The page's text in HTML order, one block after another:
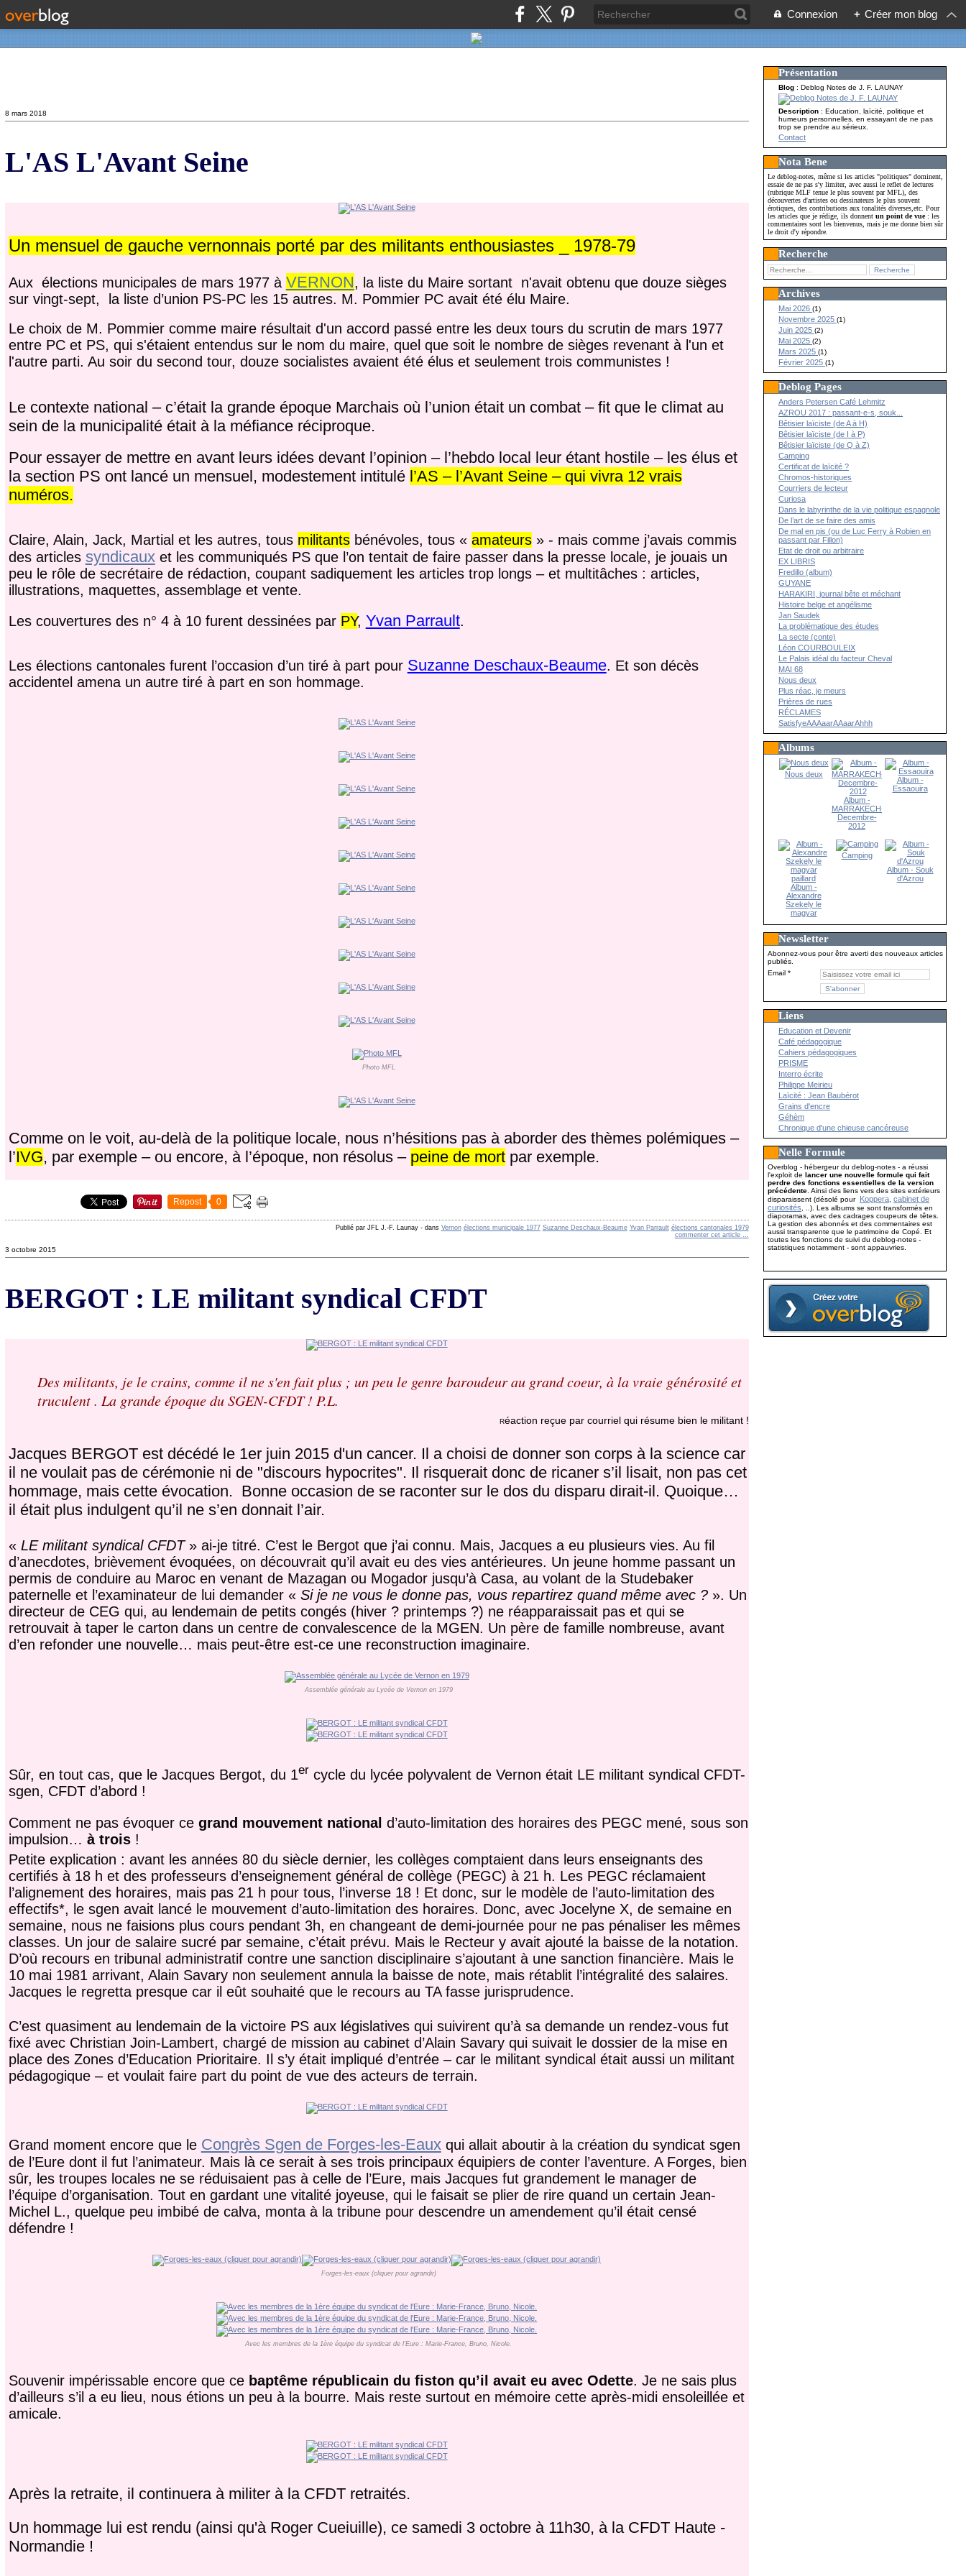
Connexion + Créer mon blog
8 mars 2018
L'AS L'Avant Seine
Un mensuel de gauche vernonnais porté par des militants enthousiastes _ 1978-79
Aux élections municipales de mars 1977 à VERNON, la liste du Maire sortant n'avait obtenu que douze sièges
sur vingt-sept, la liste d’union PS-PC les 15 autres. M. Pommier PC avait été élu Maire.
Le choix de M. Pommier comme maire résultait d'un accord passé entre les deux tours du scrutin de mars 1977
entre PC et PS, qui s'étaient entendus sur le nom du maire, quel que soit le nombre de sièges revenant à l'un et
l'autre parti. Au soir du second tour, douze socialistes avaient été élus et seulement trois communistes !
Le contexte national – c’était la grande époque Marchais où l’union était un combat – fit que le climat au
sein de la municipalité était à la méfiance réciproque.
Pour essayer de mettre en avant leurs idées devant l’opinion – l’hebdo local leur étant hostile – les élus et
la section PS ont lancé un mensuel, modestement intitulé l’AS – l’Avant Seine – qui vivra 12 vrais
numéros.
Claire, Alain, Jack, Martial et les autres, tous militantsbénévoles, tous « amateurs» - mais comme j’avais commis
des articles syndicauxet les communiqués PS que l’on tentait de faire passer dans la presse locale, je jouais un
peu le rôle de secrétaire de rédaction, coupant sadiquement les articles trop longs – et multitâches : articles,
illustrations, maquettes, assemblage et vente.
Les couvertures des n° 4 à 10 furent dessinées par PY, Yvan Parrault.
Les élections cantonales furent l’occasion d’un tiré à part pour Suzanne Deschaux-Beaume. Et son décès
accidentel amena un autre tiré à part en son hommage.
Photo MFL
Comme on le voit, au-delà de la politique locale, nous n’hésitions pas à aborder des thèmes polémiques –
l’IVG, par exemple – ou encore, à l’époque, non résolus – peine de mortpar exemple.
Repost 0
Publié par JFL J.-F. Launay -dans Vernon élections municipale 1977 Suzanne Deschaux-Beaume Yvan Parrault élections cantonales 1979
commenter cet article
3 octobre 2015
BERGOT : LE militant syndical CFDT
Des militants, je le crains, comme il ne s'en fait plus ; un peu le genre baroudeur au grand coeur, à la vraie générosité et
truculent . La grande époque du SGEN-CFDT ! P.L.
Réaction reçue par courriel qui résume bien le militant !
Jacques BERGOT est décédé le 1er juin 2015 d'un cancer. Il a choisi de donner son corps à la science car
il ne voulait pas de cérémonie ni de "discours hypocrites". Il risquerait donc de ricaner s’il lisait, non pas cet
hommage, mais cette évocation. Bonne occasion de se raconter sur le dos du disparu dirait-il. Quoique…
il était plus indulgent qu’il ne s’en donnait l’air.
« LE militant syndical CFDT» ai-je titré. C’est le Bergot que j’ai connu. Mais, Jacques a eu plusieurs vies. Au fil
d’anecdotes, brièvement évoquées, on découvrait qu’il avait eu des vies antérieures. Un jeune homme passant un
permis de conduire au Maroc en venant de Mazagan ou Mogador jusqu’à Casa, au volant de la Studebaker
paternelle et l’examinateur de lui demander « Si je ne vous le donne pas, vous repartirez quand même avec ?». Un
directeur de CEG qui, au lendemain de petits congés (hiver ? printemps ?) ne réapparaissait pas et qui se
retrouvait à taper le carton dans un centre de convalescence de la MGEN. Un père de famille nombreuse, avant
d’en refonder une nouvelle… mais peut-être est-ce une reconstruction imaginaire.
Assemblée générale au Lycée de Vernon en 1979
Sûr, en tout cas, que le Jacques Bergot, du 1er cycle du lycée polyvalent de Vernon était LE militant syndical CFDT-
sgen, CFDT d’abord !
Comment ne pas évoquer ce grand mouvement national d’auto-limitation des horaires des PEGC mené, sous son
impulsion… à trois!
Petite explication : avant les années 80 du siècle dernier, les collèges comptaient dans leurs enseignants des
certifiés à 18 h et des professeurs d’enseignement général de collège (PEGC) à 21 h. Les PEGC réclamaient
l’alignement des horaires, mais pas 21 h pour tous, l’inverse 18 ! Et donc, sur le modèle de l’auto-limitation des
effectifs*, le sgen avait lancé le mouvement d’auto-limitation des horaires. Donc, avec Jocelyne X, de semaine en
semaine, nous ne faisions plus cours pendant 3h, en changeant de demi-journée pour ne pas pénaliser les mêmes
classes. Un jour de salaire sucré par semaine, c’était prévu. Mais le Recteur y avait ajouté la baisse de la notation.
D’où recours en tribunal administratif contre une sanction disciplinaire s’ajoutant à une sanction financière. Mais le
10 mai 1981 arrivant, Alain Savary non seulement annula la baisse de note, mais rétablit l’intégralité des salaires.
Jacques le regretta presque car il eût souhaité que le recours au TA fasse jurisprudence.
C’est quasiment au lendemain de la victoire PS aux législatives qui suivirent qu’à sa demande un rendez-vous fut
fixé avec Christian Join-Lambert, chargé de mission au cabinet d’Alain Savary qui suivait le dossier de la mise en
place des Zones d’Education Prioritaire. Il s’y était impliqué d’entrée – car le militant syndical était aussi un militant
pédagogique – et voulait faire part du point de vue des acteurs de terrain.
Grand moment encore que le Congrès Sgen de Forges-les-Eauxqui allait aboutir à la création du syndicat sgen
de l’Eure dont il fut l’animateur. Mais là ce serait à ses trois principaux équipiers de conter l’aventure. A Forges, bien
sûr, les troupes locales ne se réduisaient pas à celle de l’Eure, mais Jacques fut grandement le manager de
l’équipe d’organisation. Tout en gardant une vitalité joyeuse, qui le faisait se plier de rire quand un certain Jean-
Michel L., quelque peu imbibé de calva, monta à la tribune pour descendre un amendement qu’il était censé
défendre !
Forges-les-eaux (cliquer pour agrandir)
Avec les membres de la 1ère équipe du syndicat de l'Eure : Marie-France, Bruno, Nicole.
Souvenir impérissable encore que ce baptême républicain du fiston qu’il avait eu avec Odette. Je ne sais plus
d’ailleurs s’il a eu lieu, nous étions un peu à la bourre. Mais reste surtout en mémoire cette après-midi ensoleillée et
amicale.
Après la retraite, il continuera à militer à la CFDT retraités.
Un hommage lui est rendu (ainsi qu'à Roger Cueiuille), ce samedi 3 octobre à 11h30, à la CFDT Haute -
Normandie !
Présentation
Blog : Deblog Notes de J. F. LAUNAY
Description: Education, laïcité, politique et
humeurs personnelles, en essayant de ne pas
trop se prendre au sérieux.
Contact
Nota Bene
Le deblog-notes, même si les articles "politiques" dominent,
essaie de ne pas s'y limiter, avec aussi le reflet de lectures
(rubrique MLF tenue le plus souvent par MFL), des
découvertes d'artistes ou dessinateurs le plus souvent
érotiques, des contributions aux tonalités diverses,etc. Pour
les articles que je rédige, ils donnentun point de vue: les
commentaires sont les bienvenus, mais je me donne bien sûr
le droit d'y répondre.
Recherche
Archives
Mai 2026(1)
Novembre 2025(1)
Juin 2025(2)
Mai 2025(2)
Mars 2025(1)
Février 2025(1)
Deblog Pages
Anders Petersen Café Lehmitz
AZROU 2017 : passant-e-s, souk...
Bêtisier laïciste (de A à H)
Bêtisier laïciste (de I à P)
Bêtisier laïciste (de Q à Z)
Camping
Certificat de laïcité ?
Chromos-historiques
Courriers de lecteur
Curiosa
Dans le labyrinthe de la vie politique espagnole
De l’art de se faire des amis
De mal en pis (ou de Luc Ferry à Robien en
passant par Fillon)
Etat de droit ou arbitraire
EX LIBRIS
Fredillo (album)
GUYANE
HARAKIRI, journal bête et méchant
Histoire belge et angélisme
Jan Saudek
La problématique des études
La secte (conte)
Léon COURBOULEIX
Le Palais idéal du facteur Cheval
MAI 68
Nous deux
Plus réac, je meurs
Prières de rues
RÉCLAMES
SatisfyeAAAaarAAaarAhhh
Albums
Nous deux
Album -
MARRAKECH-
Decembre-
2012
Album -
Essaouira
Album -
Alexandre
Szekely le
magyar
Camping
Album - Souk
d'Azrou
Newsletter
Abonnez-vous pour être averti des nouveaux articles
publiés.
Email
Liens
Education et Devenir
Café pédagogique
Cahiers pédagogiques
PRISME
Interro écrite
Philippe Meirieu
Laïcité : Jean Baubérot
Grains d'encre
Géhèm
Chronique d'une chieuse cancéreuse
Nelle Formule
Overblog - hébergeur du deblog-notes - a réussi
l'exploit delancer une nouvelle formule qui fait
perdre des fonctions essentielles de la version
précédente . Ainsi des liens vers des sites extérieurs
disparaissent (désolé pour Koppera ,cabinet de
curiosités , ..). Les albums se sont transformés en
diaporamas, avec des cadrages coupeurs de têtes.
La gestion des abonnés et des commentaires est
aussi transparente que le patrimoine de Copé. Et
toutes les fonctions de suivi du deblog-notes -
statistiques notamment - sont appauvries.